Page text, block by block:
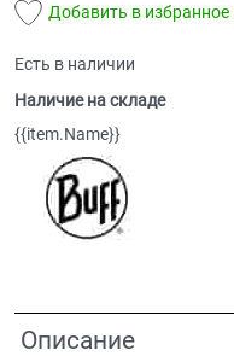
Добавить в избранное
Есть в наличии
Наличие на складе
{{item.Name}}
Описание